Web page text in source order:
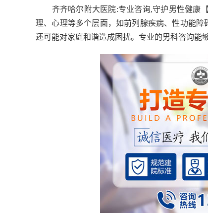
齐齐哈尔附大医院:专业咨询,守护男性健康
理、心理等多个层面，如前列腺疾病、性功能
还可能对家庭和谐造成困扰。专业的男科咨询能够